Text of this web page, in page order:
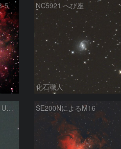
5 NC5921 へび座
化石職人
セイファートの六つ子とUGC10127 SE200NによるM16